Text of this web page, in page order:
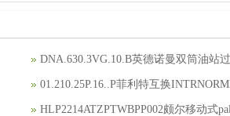
DNA.630.3VG.10.B英德诺曼双筒油站
01.210.25P.16..P菲利特互换
HLP2214ATZPTWBPP002颇尔移动式